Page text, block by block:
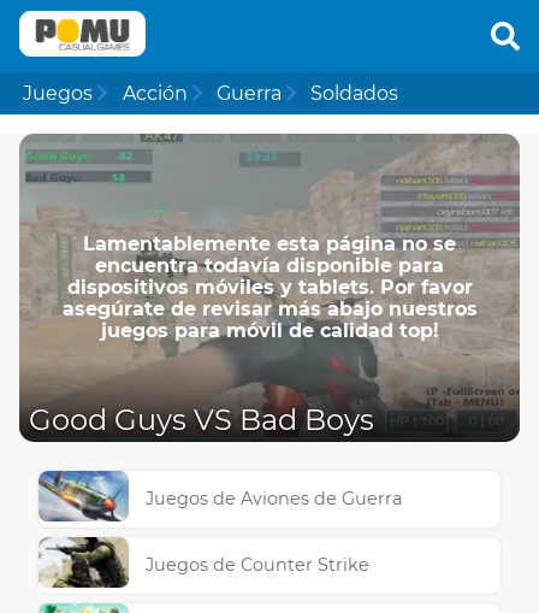
Juegos Acción Guerra Soldados
Lamentablemente esta página no se
encuentra todavía disponible para
dispositivos móviles y tablets. Por favor
asegúrate de revisar más abajo nuestros
juegos para móvil de calidad top!
Good Guys VS Bad Boys
Juegos de Aviones de Guerra
Juegos de Counter Strike